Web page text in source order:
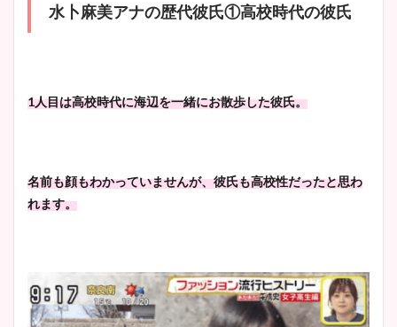
鈴木唯の太ってた時の体重が
ヤバすぎww原因や痩せたダ
豊島実季アナのカップ画像ま
とめ！美脚や水着姿に年齢も
水卜麻美アナの歴代彼氏①高校時代の彼氏
1人目は高校時代に海辺を一緒にお散歩した彼氏。
名前も顔もわかっていませんが、彼氏も高校性だったと思わ
れます。